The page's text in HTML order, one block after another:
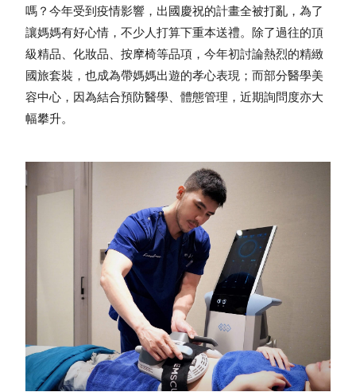
嗎？今年受到疫情影響，出國慶祝的計畫全被打亂，為了
讓媽媽有好心情，不少人打算下重本送禮。除了過往的頂
級精品、化妝品、按摩椅等品項，今年初討論熱烈的精緻
國旅套裝，也成為帶媽媽出遊的孝心表現；而部分醫學美
容中心，因為結合預防醫學、體態管理，近期詢問度亦大
幅攀升。